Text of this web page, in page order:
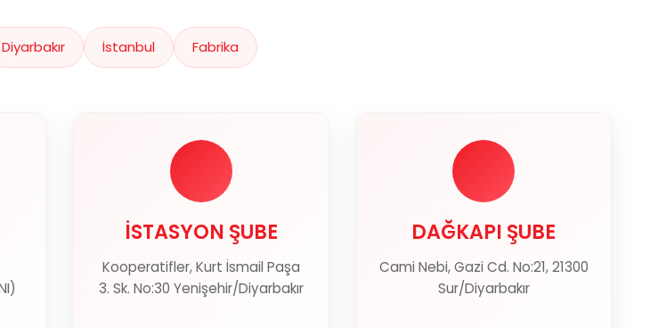
Diyarbakır İstanbul Fabrika
İSTASYON ŞUBE
Kooperatifler, Kurt İsmail Paşa
3. Sk. No:30 Yenişehir/Diyarbakır
İSTASYON ŞUBE
Haritada Göster
DAĞKAPI ŞUBE
Cami Nebi, Gazi Cd. No:21, 21300
Sur/Diyarbakır
DAĞKAPI ŞUBE
Haritada Göster